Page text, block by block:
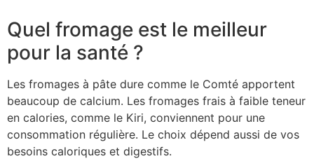
Quel fromage est le meilleur
pour la santé ?
Les fromages à pâte dure comme le Comté apportent
beaucoup de calcium. Les fromages frais à faible teneur
en calories, comme le Kiri, conviennent pour une
consommation régulière. Le choix dépend aussi de vos
besoins caloriques et digestifs.